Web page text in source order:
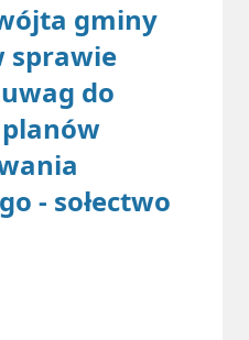
gminy
sprawie
do
- sołectwo